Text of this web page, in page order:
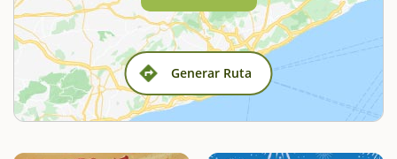
Generar Ruta